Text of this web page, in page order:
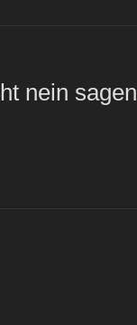
nein sagen